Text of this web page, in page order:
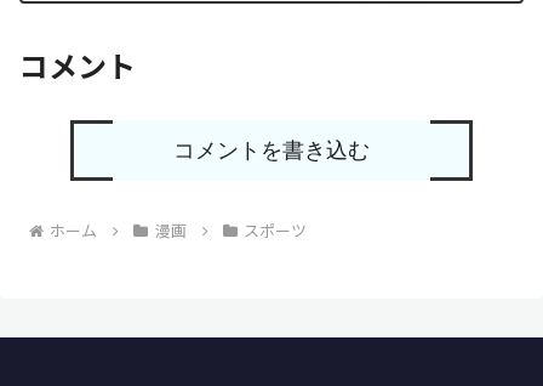
コメント
コメントを書き込む
ホーム 漫画 スポーツ